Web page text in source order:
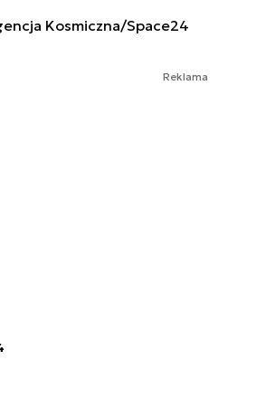
Kosmiczna/Space24
Reklama